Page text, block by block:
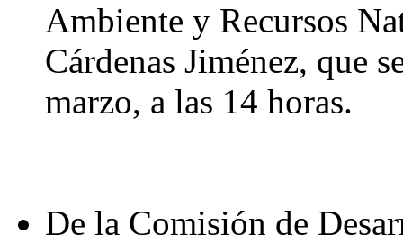
Ambiente y Recursos
Cárdenas Jiménez, que
marzo, a las 14 horas.
De la Comisión de